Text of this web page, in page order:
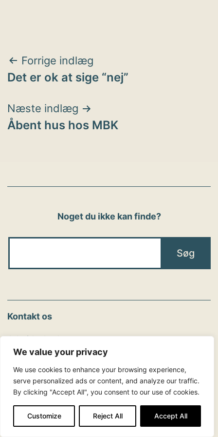
We value your privacy
We use cookies to enhance your browsing experience,
serve personalized ads or content, and analyze our traffic.
By clicking "Accept All", you consent to our use of cookies.
Customize Reject All Accept All
Indlægsnavigation
Forrige indlæg
Det er ok at sige “nej”
Næste indlæg
Åbent hus hos MBK
Noget du ikke kan finde?
Kontakt os
Arbejdsglæde nu
Tlf.:2221 7741
info@arbejdsglaedenu.dk
CVR 25938313
Det sidste nye fra bloggen